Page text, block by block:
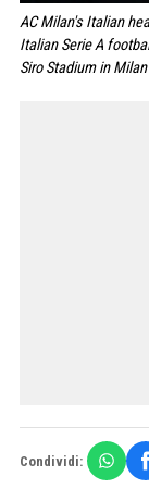
AC Milan's Italian
Italian Serie A
Siro Stadium in
Condividi: